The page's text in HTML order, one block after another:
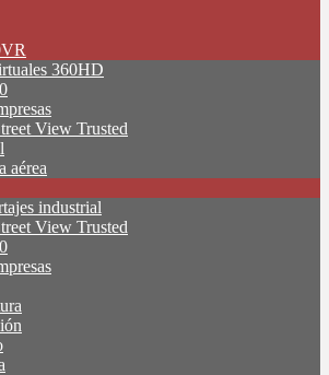
360HD
View Trusted
aérea
industrial
View Trusted